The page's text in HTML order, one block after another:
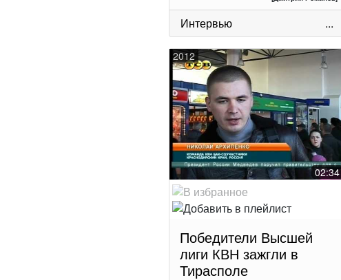
Интервью ...
2012
02:34
Победители Высшей
лиги КВН зажгли в
Тирасполе